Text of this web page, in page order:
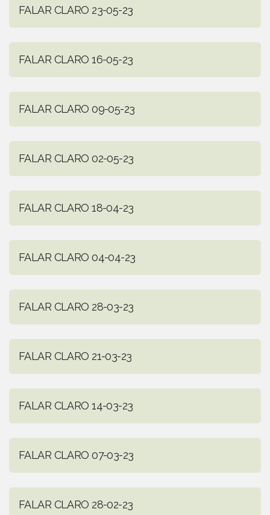
FALAR CLARO 23-05-23
FALAR CLARO 16-05-23
FALAR CLARO 09-05-23
FALAR CLARO 02-05-23
FALAR CLARO 18-04-23
FALAR CLARO 04-04-23
FALAR CLARO 28-03-23
FALAR CLARO 21-03-23
FALAR CLARO 14-03-23
FALAR CLARO 07-03-23
FALAR CLARO 28-02-23